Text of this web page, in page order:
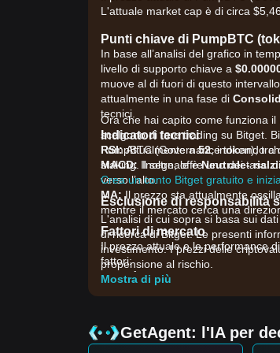
L'attuale market cap è di circa
Punti chiave di PumpBTC
In base all’analisi del grafico in
livello di supporto chiave a
muove al di fuori di questo
attualmente in una fase di
tecnici.
Indicatori tecnici
RSI:Attualmente a52, indicando
MACD: Il segnale èNeutrale-
verso l’alto.
MA: Il prezzo sta attualmente
mentre il mercato cerca una
Fattori di mercato
Il prezzo attuale e le performance
fattori:
•Utilità di governance
•Ricompense di staking e
Ora che hai capito come funziona
scelgono di fare trading su Bitget.
PumpBTC (Governance token),
staking. Inoltre, offre uno dei tassi
Crea un conto Bitget gratuito e
Esclusione di responsabilità
L'analisi di cui sopra si basa sui
di ricerca di Bitget. Le presenti
investimento. I prezzi delle
propensione al rischio.
Mostra di più
GetAgent: l'IA per